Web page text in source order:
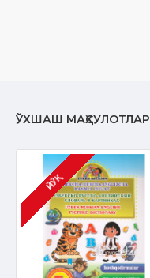
ЎХШАШ МАҲСУЛОТЛАР
ЙЎҚ